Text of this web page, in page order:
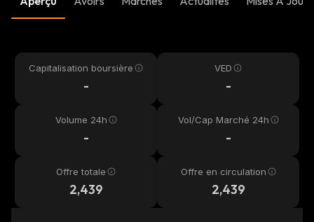
Capitalisation boursière
-
VED
-
Volume 24h
-
Vol/Cap Marché 24h
-
Offre totale
2,439
Offre en circulation
2,439